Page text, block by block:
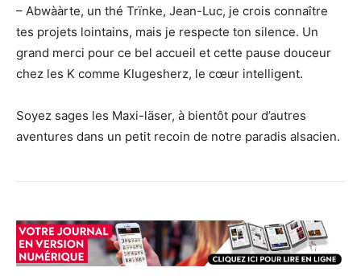
– Abwààrte, un thé Trïnke, Jean-Luc, je crois connaître
tes projets lointains, mais je respecte ton silence. Un
grand merci pour ce bel accueil et cette pause douceur
chez les K comme Klugesherz, le cœur intelligent.
Soyez sages les Maxi-läser, à bientôt pour d’autres
aventures dans un petit recoin de notre paradis alsacien.